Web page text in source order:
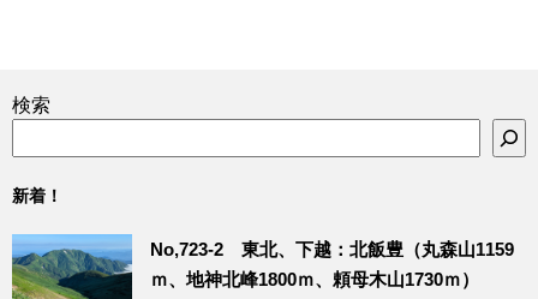
検索
新着！
No,723-2 東北、下越：北飯豊（丸森山1159
ｍ、地神北峰1800ｍ、頼母木山1730ｍ）